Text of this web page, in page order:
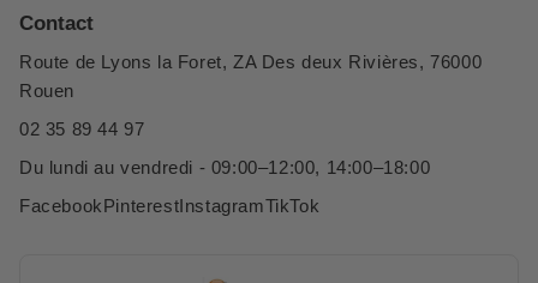
Contact
Route de Lyons la Foret, ZA Des deux Rivières, 76000
Rouen
02 35 89 44 97
Du lundi au vendredi - 09:00–12:00, 14:00–18:00
Facebook Pinterest InstagramTikTok